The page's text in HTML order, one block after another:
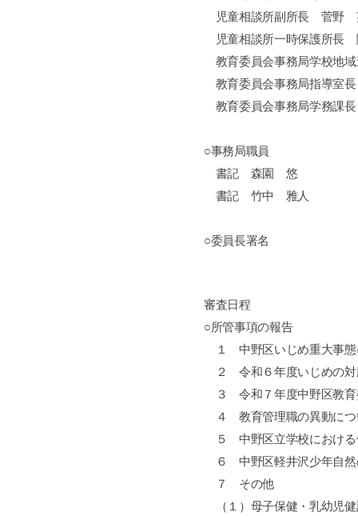
児童相談所副所長 菅野
児童相談所一時保護所
教育委員会事務局学校地
教育委員会事務局指導室
教育委員会事務局学務課
○事務局職員
書記 森園 悠
書記 竹中 雅人
○委員長署名
審査日程
○所管事項の報告
１ 中野区いじめ重大事態
２ 令和６年度いじめの対
３ 令和７年度中野区教育
４ 教育管理職の異動につ
５ 中野区立学校における
６ 中野区軽井沢少年自然
７ その他
（１）母子保健・乳幼児